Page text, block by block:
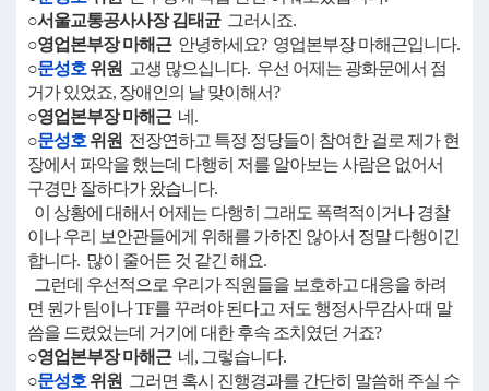
○서울교통공사사장 김태균그러시죠.
○영업본부장 마해근안녕하세요? 영업본부장 마해근입니다.
○문성호 위원 고생 많으십니다. 우선 어제는 광화문에서 점
거가 있었죠, 장애인의 날 맞이해서?
○영업본부장 마해근네.
○문성호 위원 전장연하고 특정 정당들이 참여한 걸로 제가 현
장에서 파악을 했는데 다행히 저를 알아보는 사람은 없어서
구경만 잘하다가 왔습니다.
이 상황에 대해서 어제는 다행히 그래도 폭력적이거나 경찰
이나 우리 보안관들에게 위해를 가하진 않아서 정말 다행이긴
합니다. 많이 줄어든 것 같긴 해요.
그런데 우선적으로 우리가 직원들을 보호하고 대응을 하려
면 뭔가 팀이나 TF를 꾸려야 된다고 저도 행정사무감사 때 말
씀을 드렸었는데 거기에 대한 후속 조치였던 거죠?
○영업본부장 마해근네, 그렇습니다.
○문성호 위원 그러면 혹시 진행경과를 간단히 말씀해 주실 수